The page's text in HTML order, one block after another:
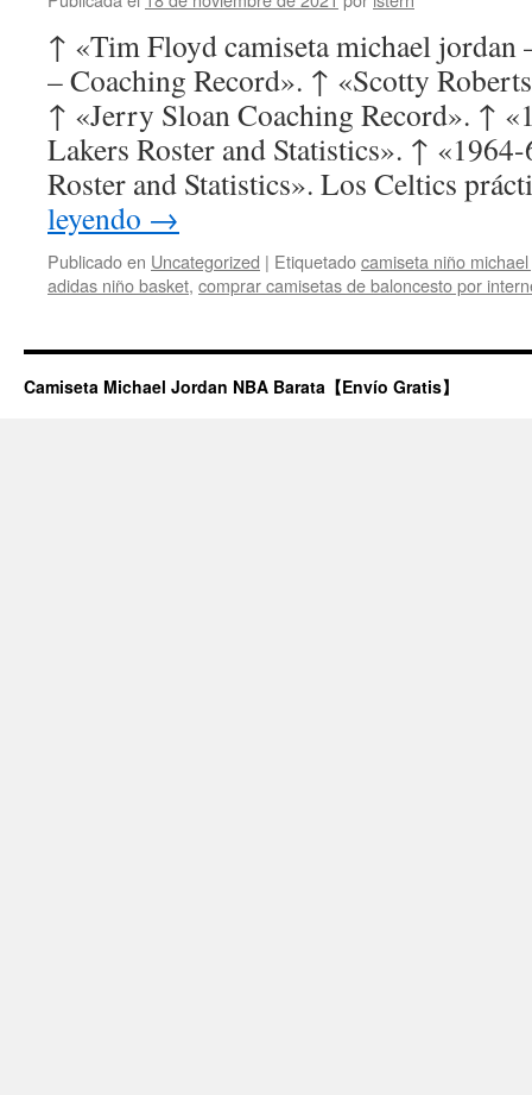
↑ «Tim Floyd camiseta michael jordan
– Coaching Record». ↑ «Scotty
↑ «Jerry Sloan Coaching Record». ↑
Lakers Roster and Statistics». ↑
Roster and Statistics». Los Celtics
leyendo →
Publicado en Uncategorized | Etiquetadocamiseta niño
adidas niño basket, comprar camisetas de baloncesto por
Camiseta Michael Jordan NBA Barata【Envío Gratis】